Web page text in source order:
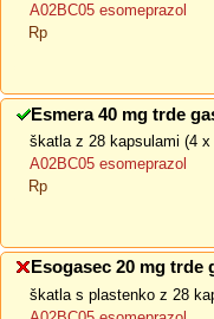
A02BC05 esomeprazol
Rp
Esmera 40 mg trde
škatla z 28 kapsulami (4
A02BC05 esomeprazol
Rp
Esogasec 20 mg
škatla s plastenko z 28